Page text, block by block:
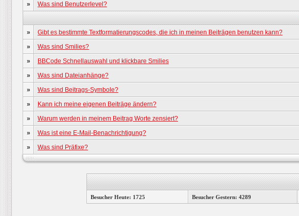
»
Was sind Benutzerlevel?
»
Gibt es bestimmte Textformatierungscodes, die ich in meinen Beiträgen benutzen kann?
»
Was sind Smilies?
»
BBCode Schnellauswahl und klickbare Smilies
»
Was sind Dateianhänge?
»
Was sind Beitrags-Symbole?
»
Kann ich meine eigenen Beiträge ändern?
»
Warum werden in meinem Beitrag Worte zensiert?
»
Was ist eine E-Mail-Benachrichtigung?
»
Was sind Präfixe?
Besucher Heute: 1725 Besucher Gestern: 4289